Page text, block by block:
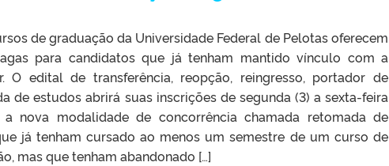
de graduação da Universidade Federal de Pelotas oferecem
para candidatos que já tenham mantido vínculo com a
O edital de transferência, reopção, reingresso, portador de
de estudos abrirá suas inscrições de segunda (3) a sexta-feira
nova modalidade de concorrência chamada retomada de
já tenham cursado ao menos um semestre de um curso de
mas que tenham abandonado […]